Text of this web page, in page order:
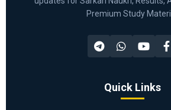
Premium Study
Quick Links